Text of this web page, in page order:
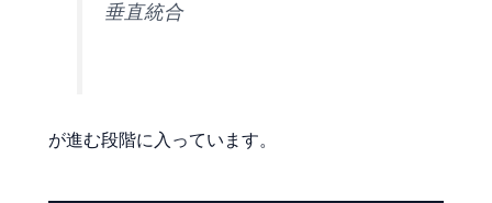
垂直統合
が進む段階に入っています。